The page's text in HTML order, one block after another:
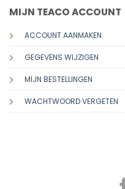
MIJN TEACO ACCOUNT
ACCOUNT AANMAKEN
GEGEVENS WIJZIGEN
MIJN BESTELLINGEN
WACHTWOORD VERGETEN